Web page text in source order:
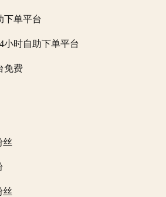
下单平台
小时自助下单平台
免费
丝
丝